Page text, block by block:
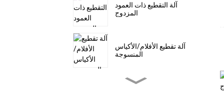
آلة التقطيع ذات العمود
المزدوج
آلة تقطيع الأفلام/الأكياس
المنسوجة